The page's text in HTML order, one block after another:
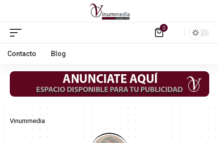
0
Contacto Blog
Vinummedia